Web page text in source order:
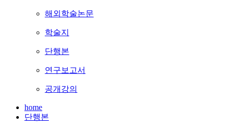
해외학술논문
학술지
단행본
연구보고서
공개강의
home
단행본